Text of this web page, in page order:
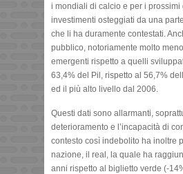
i mondiali di calcio e per i prossimi
investimenti osteggiati da una
che li ha duramente contestati.
pubblico, notoriamente molto
emergenti rispetto a quelli
63,4% del Pil, rispetto al 56,7%
ed il più alto livello dal 2006.
Questi dati sono allarmanti,
deterioramento e l’incapacità di
contesto così indebolito ha inoltre
nazione, il real, la quale ha
anni rispetto al biglietto verde (-